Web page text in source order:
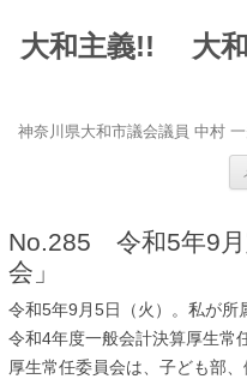
大和主義!! 大
神奈川県大和市議会議員 中村
No.285 令和5年9月
会」
令和5年9月5日（火）。私が所
令和4年度一般会計決算厚生常
厚生常任委員会は、子ども部